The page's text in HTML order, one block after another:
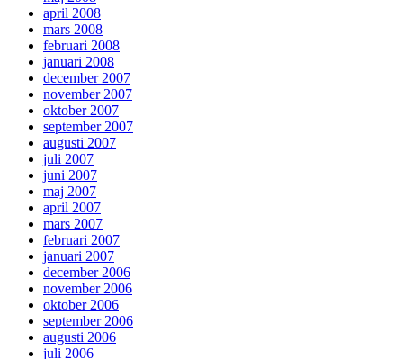
april 2008
mars 2008
februari 2008
januari 2008
december 2007
november 2007
oktober 2007
september 2007
augusti 2007
juli 2007
juni 2007
maj 2007
april 2007
mars 2007
februari 2007
januari 2007
december 2006
november 2006
oktober 2006
september 2006
augusti 2006
juli 2006